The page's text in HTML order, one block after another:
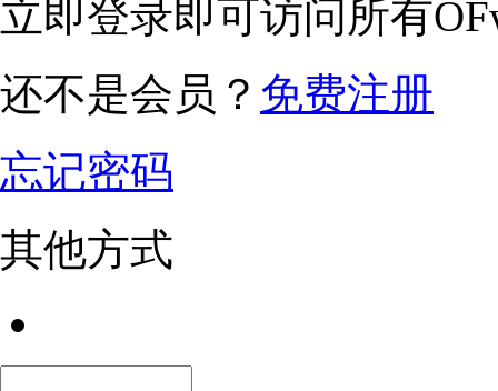
立即登录即可访问所有
还不是会员？ 免费注册
忘记密码
其他方式